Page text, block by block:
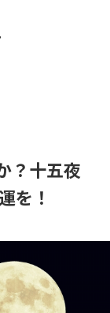
？十五夜
を！